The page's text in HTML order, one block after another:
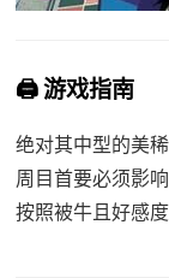
🖨️ 游戏指南
绝对其中型的美
周目首要必须影
按照被牛且好感